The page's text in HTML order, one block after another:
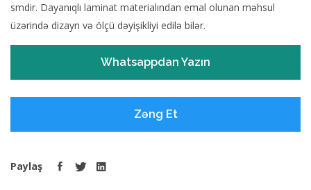
smdir. Dayanıqlı laminat materialından emal olunan məhsul
üzərində dizayn və ölçü dəyişikliyi edilə bilər.
Whatsappdan Yazın
Zəng Et
Paylaş